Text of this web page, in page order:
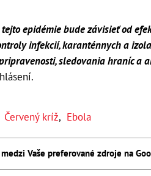
epidémie bude závisieť od
infekcií, karanténnych a
sledovania hraníc a
Červený kríž, Ebola
Vaše preferované zdroje na